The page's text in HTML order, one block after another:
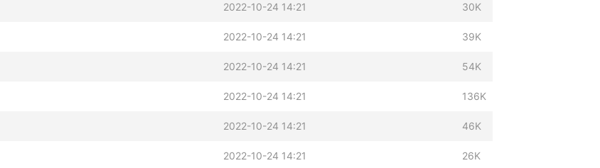
2022-10-24 14:21 30K
2022-10-24 14:21 39K
2022-10-24 14:21 54K
2022-10-24 14:21 136K
2022-10-24 14:21 46K
2022-10-24 14:21 26K